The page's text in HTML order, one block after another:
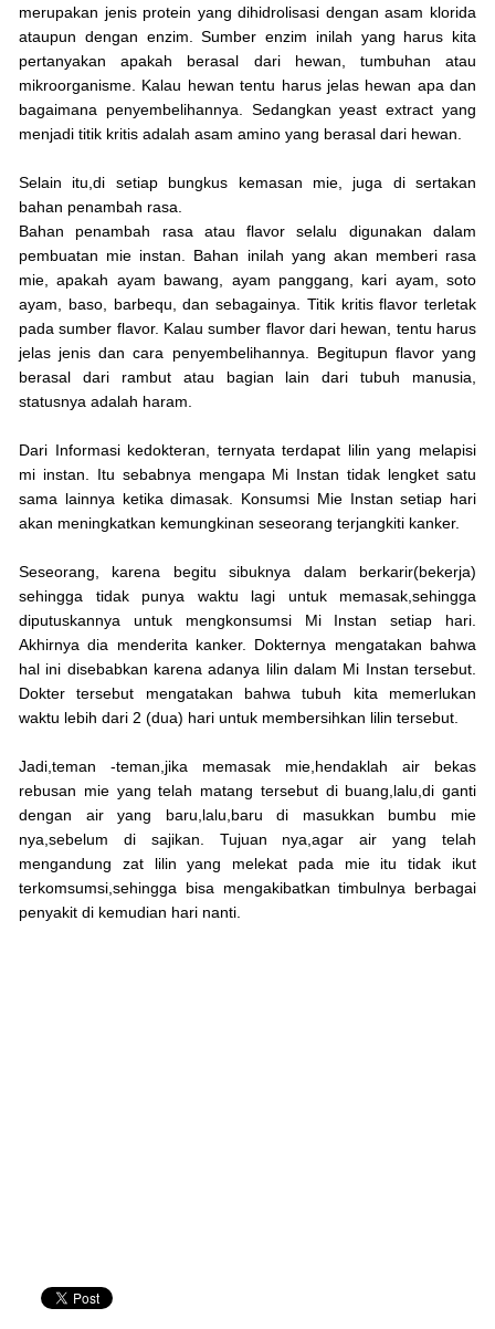
merupakan jenis protein yang dihidrolisasi dengan asam klorida
ataupun dengan enzim. Sumber enzim inilah yang harus kita
pertanyakan apakah berasal dari hewan, tumbuhan atau
mikroorganisme. Kalau hewan tentu harus jelas hewan apa dan
bagaimana penyembelihannya. Sedangkan yeast extract yang
menjadi titik kritis adalah asam amino yang berasal dari hewan.
Selain itu,di setiap bungkus kemasan mie, juga di sertakan
bahan penambah rasa.
Bahan penambah rasa atau flavor selalu digunakan dalam
pembuatan mie instan. Bahan inilah yang akan memberi rasa
mie, apakah ayam bawang, ayam panggang, kari ayam, soto
ayam, baso, barbequ, dan sebagainya. Titik kritis flavor terletak
pada sumber flavor. Kalau sumber flavor dari hewan, tentu harus
jelas jenis dan cara penyembelihannya. Begitupun flavor yang
berasal dari rambut atau bagian lain dari tubuh manusia,
statusnya adalah haram.
Dari Informasi kedokteran, ternyata terdapat lilin yang melapisi
mi instan. Itu sebabnya mengapa Mi Instan tidak lengket satu
sama lainnya ketika dimasak. Konsumsi Mie Instan setiap hari
akan meningkatkan kemungkinan seseorang terjangkiti kanker.
Seseorang, karena begitu sibuknya dalam berkarir(bekerja)
sehingga tidak punya waktu lagi untuk memasak,sehingga
diputuskannya untuk mengkonsumsi Mi Instan setiap hari.
Akhirnya dia menderita kanker. Dokternya mengatakan bahwa
hal ini disebabkan karena adanya lilin dalam Mi Instan tersebut.
Dokter tersebut mengatakan bahwa tubuh kita memerlukan
waktu lebih dari 2 (dua) hari untuk membersihkan lilin tersebut.
Jadi,teman -teman,jika memasak mie,hendaklah air bekas
rebusan mie yang telah matang tersebut di buang,lalu,di ganti
dengan air yang baru,lalu,baru di masukkan bumbu mie
nya,sebelum di sajikan. Tujuan nya,agar air yang telah
mengandung zat lilin yang melekat pada mie itu tidak ikut
terkomsumsi,sehingga bisa mengakibatkan timbulnya berbagai
penyakit di kemudian hari nanti.